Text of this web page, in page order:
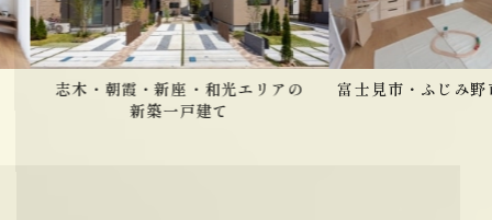
志木・朝霞・新座・和光エリアの
新築一戸建て
富士見市・ふじみ野